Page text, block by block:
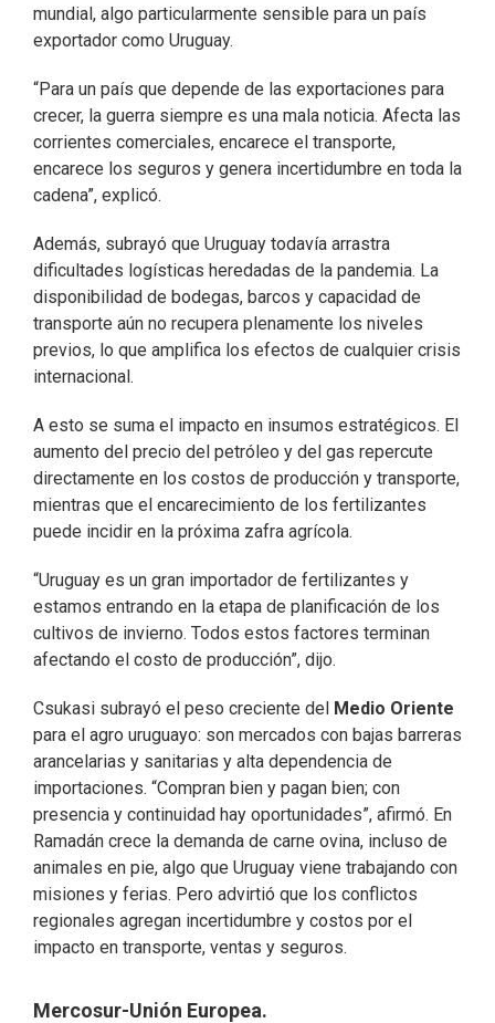
mundial, algo particularmente sensible para un país
exportador como Uruguay.
“Para un país que depende de las exportaciones para
crecer, la guerra siempre es una mala noticia. Afecta las
corrientes comerciales, encarece el transporte,
encarece los seguros y genera incertidumbre en toda la
cadena”, explicó.
Además, subrayó que Uruguay todavía arrastra
dificultades logísticas heredadas de la pandemia. La
disponibilidad de bodegas, barcos y capacidad de
transporte aún no recupera plenamente los niveles
previos, lo que amplifica los efectos de cualquier crisis
internacional.
A esto se suma el impacto en insumos estratégicos. El
aumento del precio del petróleo y del gas repercute
directamente en los costos de producción y transporte,
mientras que el encarecimiento de los fertilizantes
puede incidir en la próxima zafra agrícola.
“Uruguay es un gran importador de fertilizantes y
estamos entrando en la etapa de planificación de los
cultivos de invierno. Todos estos factores terminan
afectando el costo de producción”, dijo.
Csukasi subrayó el peso creciente del Medio Oriente
para el agro uruguayo: son mercados con bajas barreras
arancelarias y sanitarias y alta dependencia de
importaciones. “Compran bien y pagan bien; con
presencia y continuidad hay oportunidades”, afirmó. En
Ramadán crece la demanda de carne ovina, incluso de
animales en pie, algo que Uruguay viene trabajando con
misiones y ferias. Pero advirtió que los conflictos
regionales agregan incertidumbre y costos por el
impacto en transporte, ventas y seguros.
Mercosur-Unión Europea.